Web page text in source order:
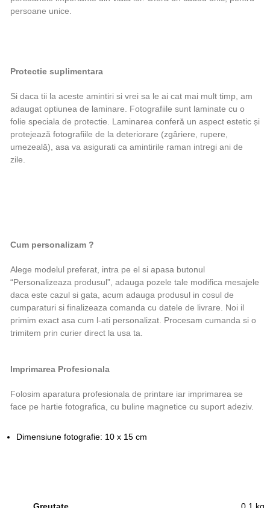
persoane unice.
Protectie suplimentara
Si daca tii la aceste amintiri si vrei sa le ai cat mai mult timp, am
adaugat optiunea de laminare. Fotografiile sunt laminate cu o
folie speciala de protectie. Laminarea conferă un aspect estetic și
protejează fotografiile de la deteriorare (zgâriere, rupere,
umezeală), asa va asigurati ca amintirile raman intregi ani de
zile.
Cum personalizam ?
Alege modelul preferat, intra pe el si apasa butonul
“Personalizeaza produsul”, adauga pozele tale modifica mesajele
daca este cazul si gata, acum adauga produsul in cosul de
cumparaturi si finalizeaza comanda cu datele de livrare. Noi il
primim exact asa cum l-ati personalizat. Procesam cumanda si o
trimitem prin curier direct la usa ta.
Imprimarea Profesionala
Folosim aparatura profesionala de printare iar imprimarea se
face pe hartie fotografica, cu buline magnetice cu suport adeziv.
Dimensiune fotografie: 10 x 15 cm